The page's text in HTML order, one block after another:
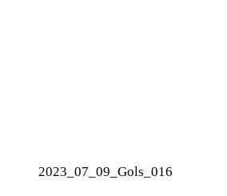
2023_07_09_Gols_016